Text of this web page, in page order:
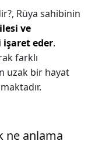
Rüya sahibinin
ve
işaret eder.
farklı
uzak bir hayat
ne anlama